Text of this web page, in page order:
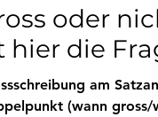
oder
hier die
am
(wann gross/